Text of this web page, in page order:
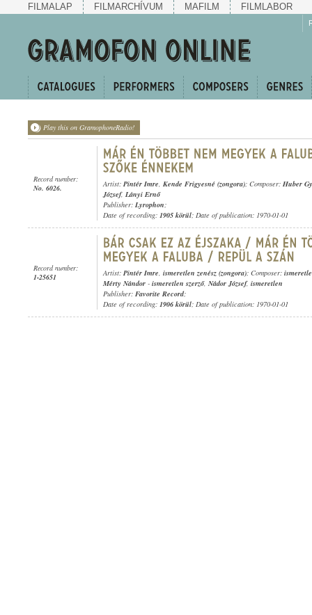
FILMALAP FILMARCHÍVUM MAFILM FILMLABOR
Play this on GramophoneRadio!
Record number:
No. 6026.
Artist: Pintér Imre, Kende Frigyesné (zongora); Composer: Huber
József, Lányi Ernő
Publisher: Lyrophon;
Date of recording: 1905 körül; Date of publication: 1970-01-01
Record number:
1-25651
Artist: Pintér Imre, ismeretlen zenész (zongora); Composer:
Mérty Nándor - ismeretlen szerző, Nádor József, ismeretlen
Publisher: Favorite Record;
Date of recording: 1906 körül; Date of publication: 1970-01-01